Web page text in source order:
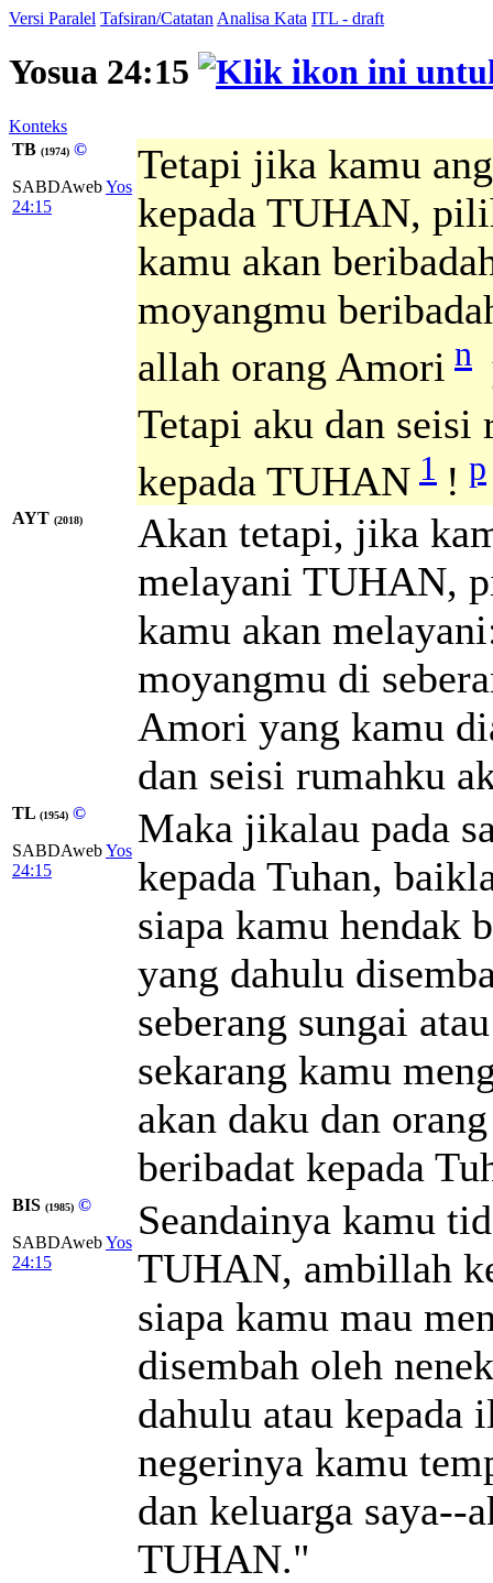
Versi Paralel Tafsiran/Catatan Analisa Kata ITL - draft
Yosua 24:15
Konteks
TB (1974) ©
SABDAwebYos
24:15
Tetapi jika kamu
kepada TUHAN,
kamu akan
moyangmu
allah orang Amori n
Tetapi aku dan seisi
kepada TUHAN 1 ! p
AYT (2018)
Akan tetapi, jika
melayani TUHAN,
kamu akan
moyangmu di
Amori yang kamu
dan seisi rumahku
TL (1954) ©
SABDAwebYos
24:15
Maka jikalau pada
kepada Tuhan,
siapa kamu hendak
yang dahulu
seberang sungai
sekarang kamu
akan daku dan
beribadat kepada
BIS (1985) ©
SABDAwebYos
24:15
Seandainya kamu
TUHAN, ambillah
siapa kamu mau
disembah oleh
dahulu atau
negerinya kamu
dan keluarga saya--
TUHAN."